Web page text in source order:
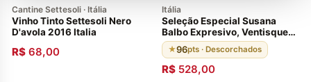
Cantine Settesoli · Itália
Vinho Tinto Settesoli Nero
D'avola 2016 Italia
R$ 68,00
Itália
Seleção Especial Susana
Balbo Expresivo, Ventisquero
Grey Carmenére e
Santagostino
★96pts · Descorchados
R$ 528,00